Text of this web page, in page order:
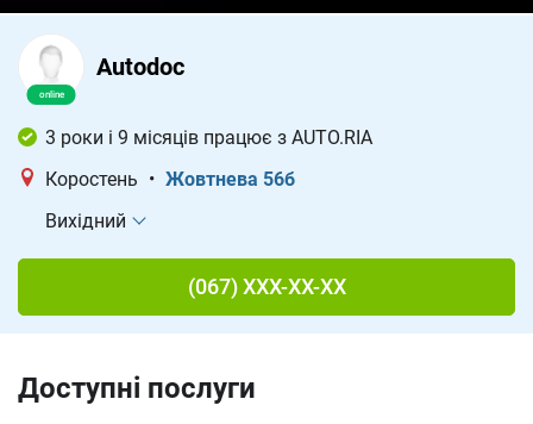
Autodoc
3 роки і 9 місяців працює з AUTO.RIA
Коростень • Жовтнева 56б
Вихідний
(067) XXX-XX-XX
Доступні послуги